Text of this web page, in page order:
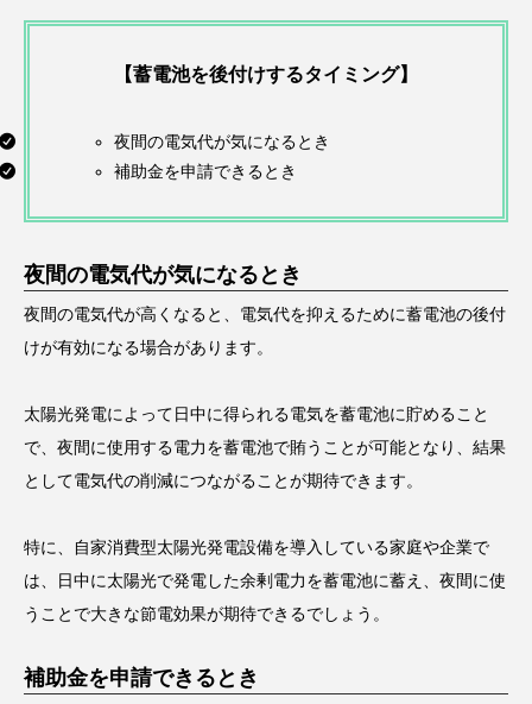
【蓄電池を後付けするタイミング】
夜間の電気代が気になるとき
補助金を申請できるとき
夜間の電気代が気になるとき
夜間の電気代が高くなると、電気代を抑えるために蓄電池の後付
けが有効になる場合があります。
太陽光発電によって日中に得られる電気を蓄電池に貯めること
で、夜間に使用する電力を蓄電池で賄うことが可能となり、結果
として電気代の削減につながることが期待できます。
特に、自家消費型太陽光発電設備を導入している家庭や企業で
は、日中に太陽光で発電した余剰電力を蓄電池に蓄え、夜間に使
うことで大きな節電効果が期待できるでしょう。
補助金を申請できるとき